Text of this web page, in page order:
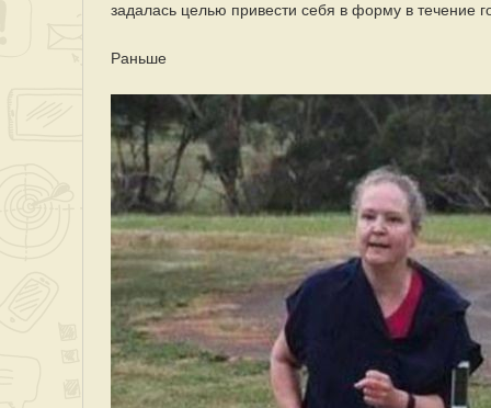
задалась целью привести себя в форму в течение
Раньше